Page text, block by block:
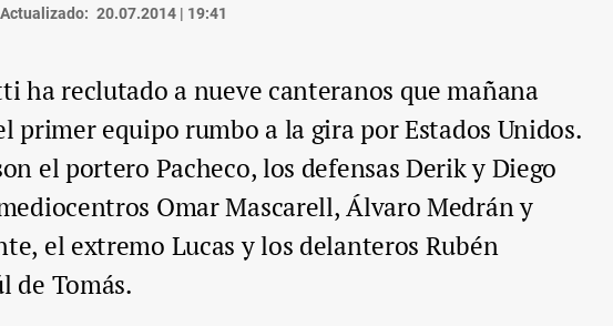
Actualizado: 20.07.2014 | 19:41
ha reclutado a nueve canteranos que mañana
primer equipo rumbo a la gira por Estados Unidos.
el portero Pacheco, los defensas Derik y Diego
Omar Mascarell, Álvaro Medrán y
el extremo Lucas y los delanteros Rubén
de Tomás.